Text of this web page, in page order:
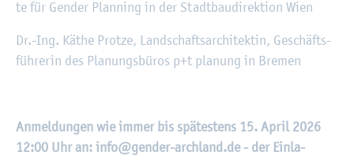
te für Gen­der Plan­ning in der Stadt­bau­di­rek­ti­on Wien
Dr.-Ing. Käthe Prot­ze, Land­schafts­ar­chi­tek­tin, Ge­schäfts­
füh­re­rin des Pla­nungs­bü­ros p+t pla­nung in Bre­men
An­mel­dun­gen wie immer bis spä­tes­tens 15. April 2026
12:00 Uhr an: info@​gender-​archland.​de - der Ein­la­